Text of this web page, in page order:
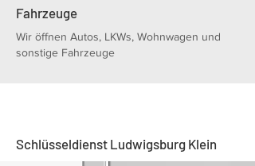
Fahrzeuge
Wir öffnen Autos, LKWs, Wohnwagen und
sonstige Fahrzeuge
Schlüsseldienst Ludwigsburg Klein